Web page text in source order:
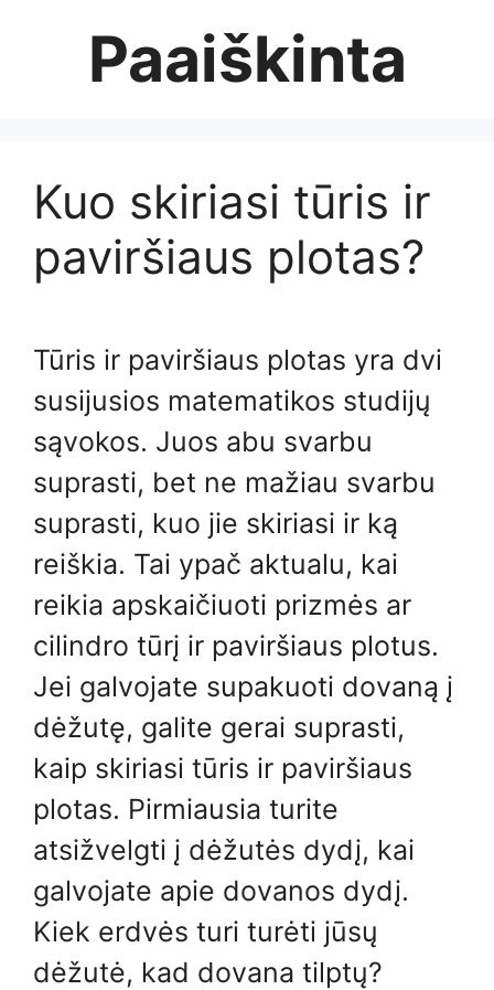
Paaiškinta
Kuo skiriasi tūris ir
paviršiaus plotas?
Tūris ir paviršiaus plotas yra dvi
susijusios matematikos studijų
sąvokos. Juos abu svarbu
suprasti, bet ne mažiau svarbu
suprasti, kuo jie skiriasi ir ką
reiškia. Tai ypač aktualu, kai
reikia apskaičiuoti prizmės ar
cilindro tūrį ir paviršiaus plotus.
Jei galvojate supakuoti dovaną į
dėžutę, galite gerai suprasti,
kaip skiriasi tūris ir paviršiaus
plotas. Pirmiausia turite
atsižvelgti į dėžutės dydį, kai
galvojate apie dovanos dydį.
Kiek erdvės turi turėti jūsų
dėžutė, kad dovana tilptų?